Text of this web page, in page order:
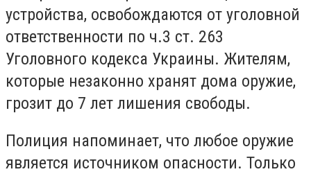
устройства, освобождаются от уголовной
ответственности по ч.3 ст. 263
Уголовного кодекса Украины. Жителям,
которые незаконно хранят дома оружие,
грозит до 7 лет лишения свободы.
Полиция напоминает, что любое оружие
является источником опасности. Только